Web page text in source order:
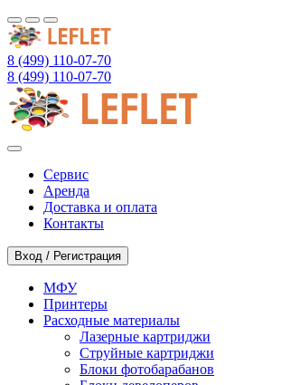
8 (499) 110-07-70
8 (499) 110-07-70
Сервис
Аренда
Доставка и оплата
Контакты
Вход / Регистрация
МФУ
Принтеры
Расходные материалы
Лазерные картриджи
Струйные картриджи
Блоки фотобарабанов